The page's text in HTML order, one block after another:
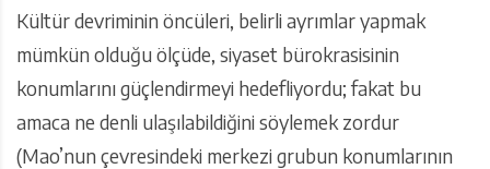
Kültür devriminin öncüleri, belirli ayrımlar yapmak
mümkün olduğu ölçüde, siyaset bürokrasisinin
konumlarını güçlendirmeyi hedefliyordu; fakat bu
amaca ne denli ulaşılabildiğini söylemek zordur
(Mao’nun çevresindeki merkezi grubun konumlarının